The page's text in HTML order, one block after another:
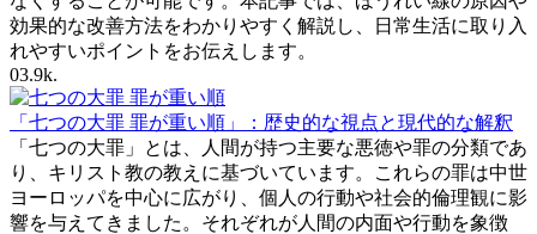
効果的な改善方法をわかりやすく解説し、日常生活に取り入
れやすいポイントをお伝えします。
03.9k.
「七つの大罪 罪が重い順」：歴史的な視点と現代的な解釈
「七つの大罪」とは、人間が持つ主要な悪徳や罪の分類であ
り、キリスト教の教えに基づいています。これらの罪は中世
ヨーロッパを中心に広がり、個人の行動や社会的倫理観に影
響を与えてきました。それぞれが人間の内面や行動を象徴